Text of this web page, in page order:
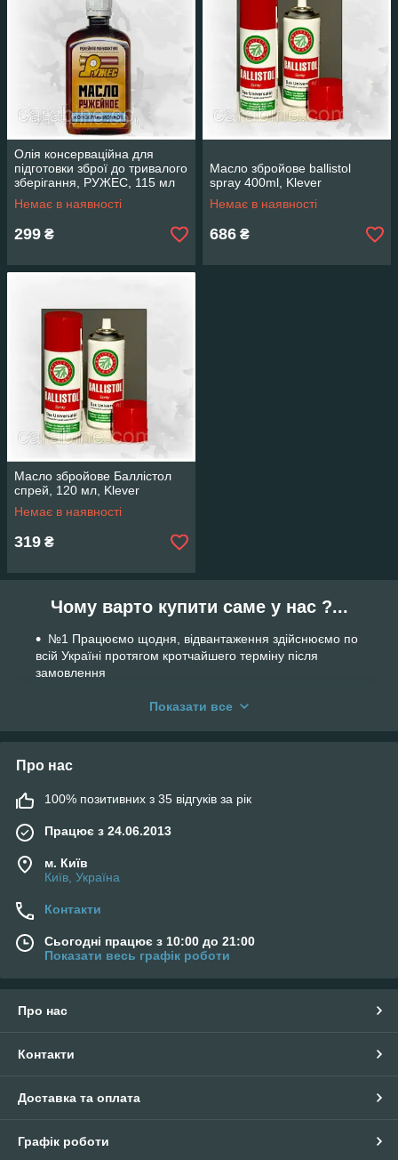
Олія консерваційна для
підготовки зброї до тривалого
зберігання, РУЖЕС, 115 мл
Немає в наявності
299 ₴
Масло збройове ballistol
spray 400ml, Klever
Немає в наявності
686 ₴
Масло збройове Баллістол
спрей, 120 мл, Klever
Немає в наявності
319 ₴
Чому варто купити саме у нас ?...
№1 Працюємо щодня, відвантаження здійснюємо по
всій Україні протягом кротчайшего терміну після
замовлення
продавців з 15-річним стажем роботи у сфері
передоплати
№4 Зручна система оплати ( оплата при отриманні
або попередня оплата на картку Приватбанку )
компанією з якості обслуговування клієнтів
№7 Офіційна гарантія на весь товар 3 місяці
№8 Постгарантийный сервис. Качественно и
недорого
Украины
Показати все
Про нас
100% позитивних з 35 відгуків за рік
Працює з 24.06.2013
м. Київ
Київ, Україна
Контакти
Сьогодні працює з 10:00 до 21:00
Показати весь графік роботи
Про нас
Контакти
Доставка та оплата
Графік роботи